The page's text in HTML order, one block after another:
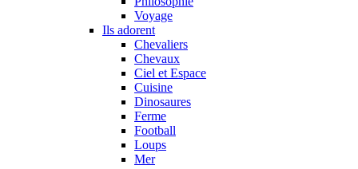
Voyage
Ils adorent
Chevaliers
Chevaux
Ciel et Espace
Cuisine
Dinosaures
Ferme
Football
Loups
Mer